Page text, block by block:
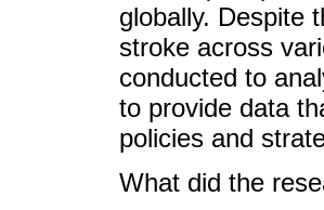
globally. Despite
stroke across
conducted to
to provide data
policies and
What did the